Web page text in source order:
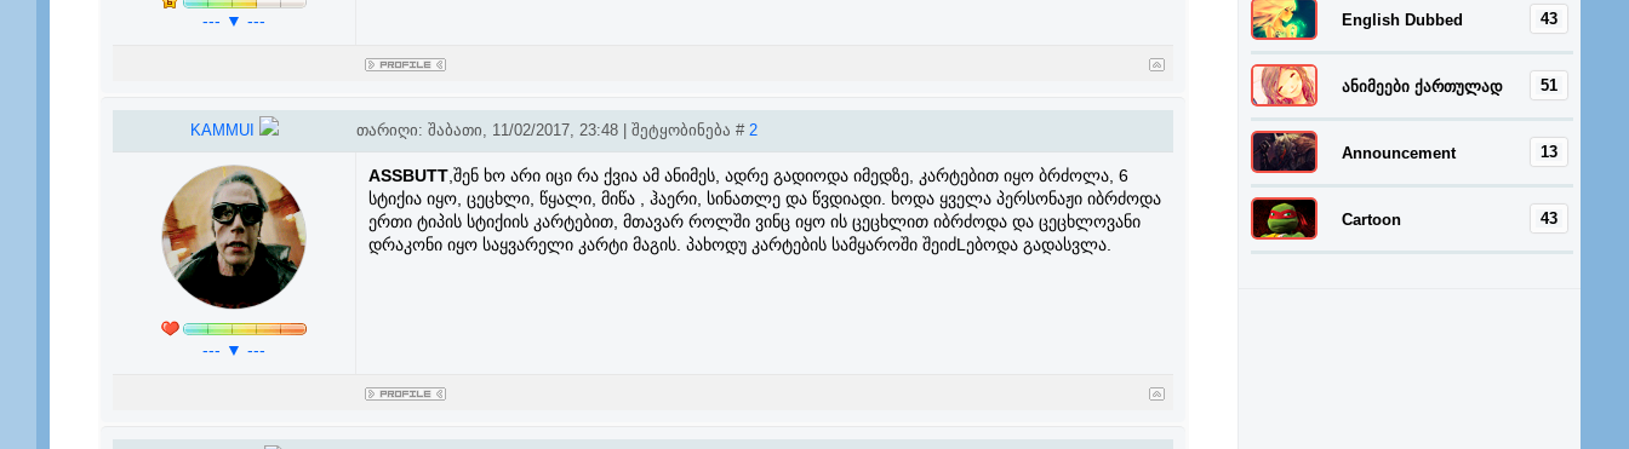
--- ▼ ---
KAMMUI თარიღი: შაბათი, 11/02/2017, 23:48 | შეტყობინება # 2
--- ▼ ---
ASSBUTT,შენ ხო არი იცი რა ქვია ამ ანიმეს, ადრე გადიოდა იმედზე, კარტებით იყო ბრძოლა, 6
სტიქია იყო, ცეცხლი, წყალი, მიწა , ჰაერი, სინათლე და წვდიადი. ხოდა ყველა პერსონაჟი იბრძოდა
ერთი ტიპის სტიქიის კარტებით, მთავარ როლში ვინც იყო ის ცეცხლით იბრძოდა და ცეცხლოვანი
დრაკონი იყო საყვარელი კარტი მაგის. პახოდუ კარტების სამყაროში შეიძLებოდა გადასვლა.
43
English Dubbed
51
ანიმეები ქართულად
13
Announcement
43
Cartoon